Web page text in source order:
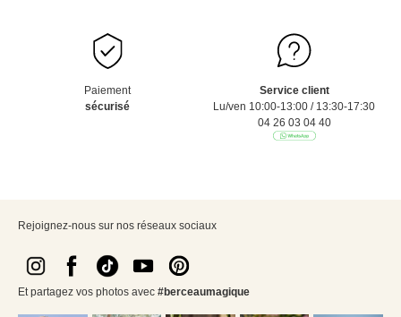
Paiement
sécurisé
Service client
Lu/ven 10:00-13:00 / 13:30-17:30
04 26 03 04 40
Rejoignez-nous sur nos réseaux sociaux
Et partagez vos photos avec #berceaumagique